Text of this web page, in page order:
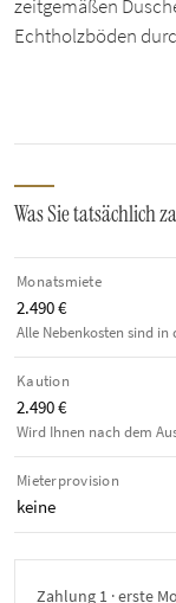
zeitgemäßen
Echtholzböden
Was Sie tatsächlich
Monatsmiete
2.490 €
Alle Nebenkosten sind in
Kaution
2.490 €
Wird Ihnen nach dem
Mieterprovision
keine
Zahlung 1 · erste